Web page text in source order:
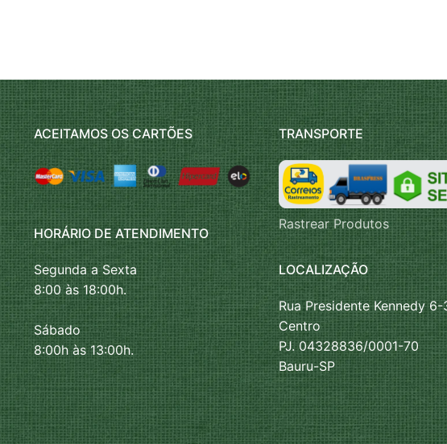
ACEITAMOS OS CARTÕES
HORÁRIO DE ATENDIMENTO
Segunda a Sexta
8:00 às 18:00h.
Sábado
8:00h às 13:00h.
TRANSPORTE
Rastrear Produtos
LOCALIZAÇÃO
Rua Presidente Kennedy 6-
Centro
PJ. 04328836/0001-70
Bauru-SP